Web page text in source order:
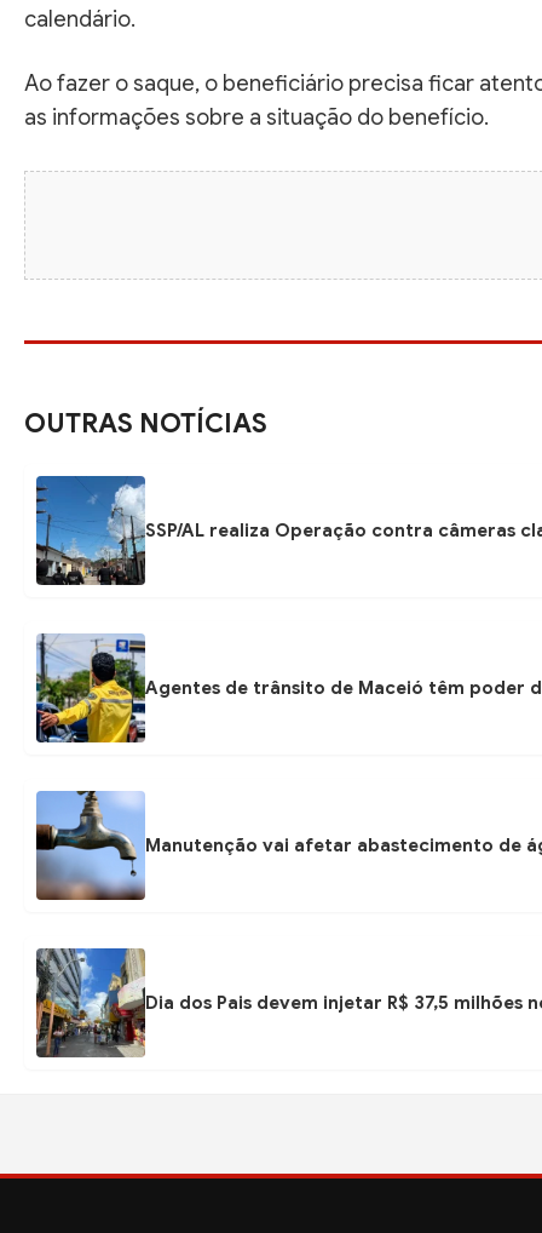
calendário.
Ao fazer o saque, o beneficiário precisa ficar
as informações sobre a situação do benefício.
OUTRAS NOTÍCIAS
SSP/AL realiza Operação contra câmeras
Agentes de trânsito de Maceió têm poder
Manutenção vai afetar abastecimento de
Dia dos Pais devem injetar R$ 37,5 milhões